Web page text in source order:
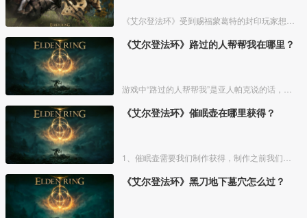
《艾尔登法环》路过的人帮帮我在哪里？
《艾尔登法环》催眠壶在哪里获得？
《艾尔登法环》黑刀地下墓穴怎么过？